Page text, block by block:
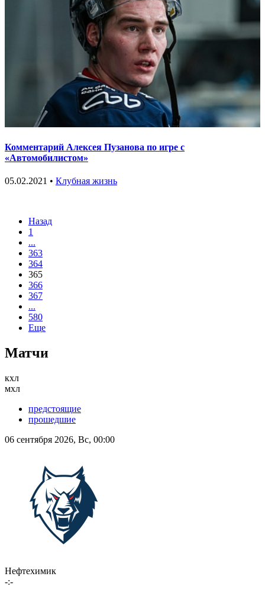
Комментарий Алексея Пузанова по игре с
«Автомобилистом»
05.02.2021 • Клубная жизнь
Назад
1
...
363
364
365
366
367
...
580
Еще
Матчи
кхл
мхл
предстоящие
прошедшие
06 сентября 2026, Вс, 00:00
Нефтехимик
-:-